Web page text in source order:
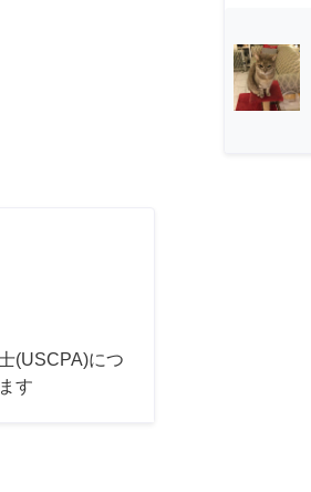
(USCPA)につ
す